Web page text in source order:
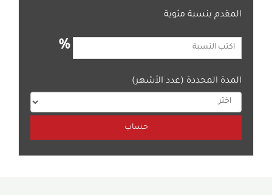
المقدم بنسبة مئوية
%
المدة المحددة (عدد الأشهر)